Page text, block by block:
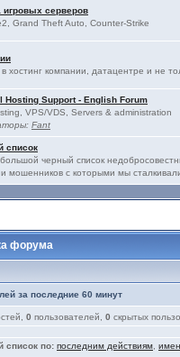
игровых серверов
Grand Theft Auto, Counter-Strike
хостинг компании, датацентре и не
Hosting Support - English Forum
VPS/VDS, Servers & administration
Fant
список
черный список
мошенников с которыми мы
форума
за последние 60 минут
0 пользователей, 0 скрытых
список по: последним действиям